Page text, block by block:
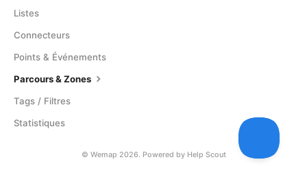
Listes
Connecteurs
Points & Événements
Parcours & Zones
Tags / Filtres
Statistiques
© Wemap 2026. Powered by Help Scout